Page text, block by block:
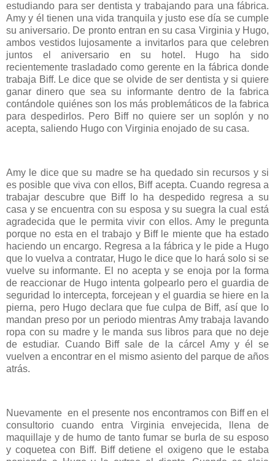
estudiando para ser dentista y trabajando para una fábrica.
Amy y él tienen una vida tranquila y justo ese día se cumple
su aniversario. De pronto entran en su casa Virginia y Hugo,
ambos vestidos lujosamente a invitarlos para que celebren
juntos el aniversario en su hotel. Hugo ha sido
recientemente trasladado como gerente en la fábrica donde
trabaja Biff. Le dice que se olvide de ser dentista y si quiere
ganar dinero que sea su informante dentro de la fabrica
contándole quiénes son los más problemáticos de la fabrica
para despedirlos. Pero Biff no quiere ser un soplón y no
acepta, saliendo Hugo con Virginia enojado de su casa.
Amy le dice que su madre se ha quedado sin recursos y si
es posible que viva con ellos, Biff acepta. Cuando regresa a
trabajar descubre que Biff lo ha despedido regresa a su
casa y se encuentra con su esposa y su suegra la cual está
agradecida que le permita vivir con ellos. Amy le pregunta
porque no esta en el trabajo y Biff le miente que ha estado
haciendo un encargo. Regresa a la fábrica y le pide a Hugo
que lo vuelva a contratar, Hugo le dice que lo hará solo si se
vuelve su informante. El no acepta y se enoja por la forma
de reaccionar de Hugo intenta golpearlo pero el guardia de
seguridad lo intercepta, forcejean y el guardia se hiere en la
pierna, pero Hugo declara que fue culpa de Biff, así que lo
mandan preso por un periodo mientras Amy trabaja lavando
ropa con su madre y le manda sus libros para que no deje
de estudiar. Cuando Biff sale de la cárcel Amy y él se
vuelven a encontrar en el mismo asiento del parque de años
atrás.
Nuevamente en el presente nos encontramos con Biff en el
consultorio cuando entra Virginia envejecida, llena de
maquillaje y de humo de tanto fumar se burla de su esposo
y coquetea con Biff. Biff detiene el oxigeno que le estaba